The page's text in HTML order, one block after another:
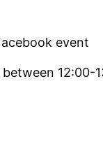
event
12:00-